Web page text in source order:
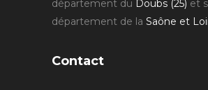
département du Doubs (25) et
département de la Saône et
Contact